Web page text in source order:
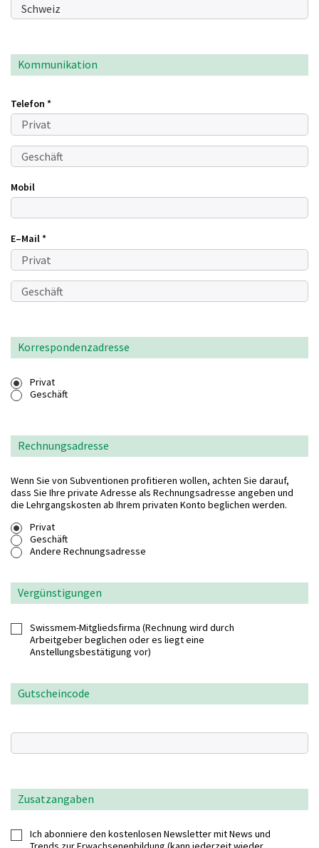
Kommunikation
Telefon *
Mobil
E–Mail*
Korrespondenzadresse
Privat
Geschäft
Rechnungsadresse
Wenn Sie von Subventionen profitieren wollen, achten Sie darauf,
dass Sie Ihre private Adresse als Rechnungsadresse angeben und
die Lehrgangskosten ab Ihrem privaten Konto beglichen werden.
Privat
Geschäft
Andere Rechnungsadresse
Vergünstigungen
Swissmem-Mitgliedsfirma (Rechnung wird durch
Arbeitgeber beglichen oder es liegt eine
Anstellungsbestätigung vor)
Gutscheincode
Zusatzangaben
Ich abonniere den kostenlosen Newsletter mit News und